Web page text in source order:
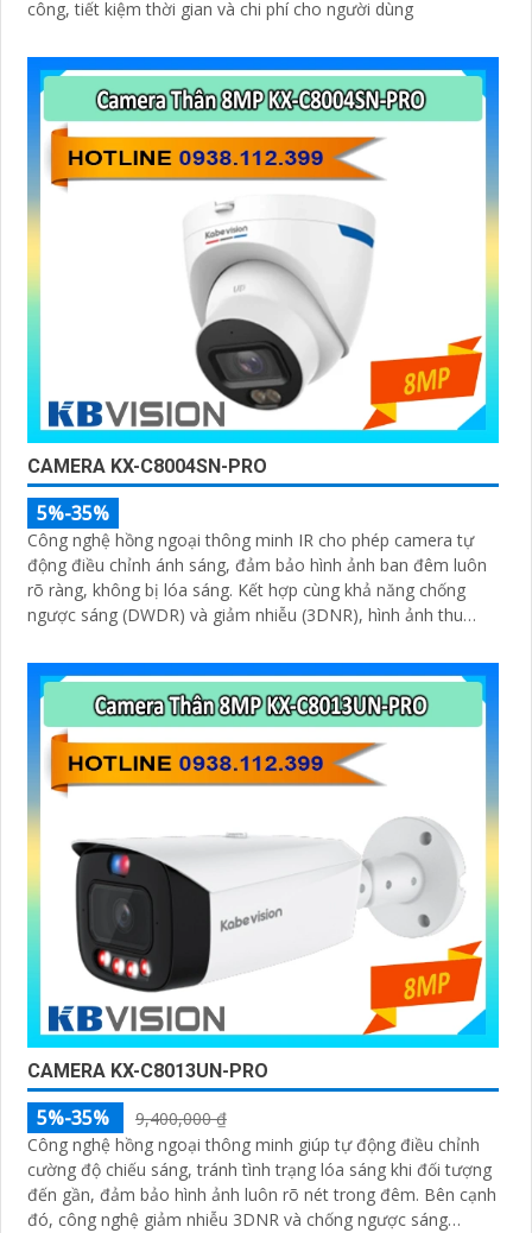
công, tiết kiệm thời gian và chi phí cho người dùng
CAMERA KX-C8004SN-PRO
5%-35%
Công nghệ hồng ngoại thông minh IR cho phép camera tự
động điều chỉnh ánh sáng, đảm bảo hình ảnh ban đêm luôn
rõ ràng, không bị lóa sáng. Kết hợp cùng khả năng chống
ngược sáng (DWDR) và giảm nhiễu (3DNR), hình ảnh thu
ngay cả trong môi trường ánh sáng yếu hoặc ánh sáng phức
tạp như ngược sáng hoặc chói nắng
CAMERA KX-C8013UN-PRO
5%-35%
9,400,000 ₫
Công nghệ hồng ngoại thông minh giúp tự động điều chỉnh
cường độ chiếu sáng, tránh tình trạng lóa sáng khi đối tượng
đến gần, đảm bảo hình ảnh luôn rõ nét trong đêm. Bên cạnh
đó, công nghệ giảm nhiễu 3DNR và chống ngược sáng